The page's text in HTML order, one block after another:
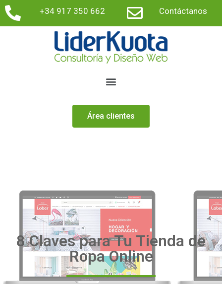
+34 917 350 662 Contáctanos
Área clientes
8 Claves para Tu Tienda de
Ropa Online